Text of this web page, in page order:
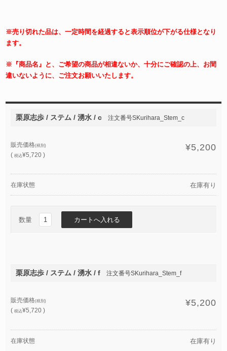
※売り切れた品は、一定時間を経過すると表示順位が下がる仕様となり
ます。
※『商品名』と、ご希望の商品が相違ないか、十分にご確認の上、お間
違いないように、ご注文お願いいたします。
栗原志歩 / ステム / 湧水 / c 注文番号SKurihara_Stem_c
販売価格(税別)
(税込¥5,720 )
¥5,200
在庫状態 在庫有り
数量
栗原志歩 / ステム / 湧水 / f 注文番号SKurihara_Stem_f
販売価格(税別)
(税込¥5,720 )
¥5,200
在庫状態 在庫有り